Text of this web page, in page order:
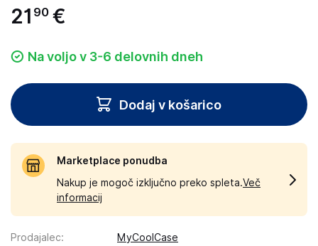
21 90 €
Na voljo v 3-6 delovnih dneh
Dodaj v košarico
Marketplace ponudba
Nakup je mogoč izključno preko spleta.Več
informacij
Prodajalec:
MyCoolCase